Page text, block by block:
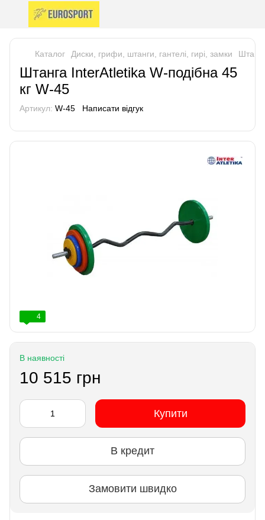
Каталог Диски, грифи, штанги, гантелі, гирі, замки
Штанга InterAtletika W-подібна 45
кг W-45
Артикул: W-45 Написати відгук
4
В наявності
10 515 грн
Купити
В кредит
Замовити швидко